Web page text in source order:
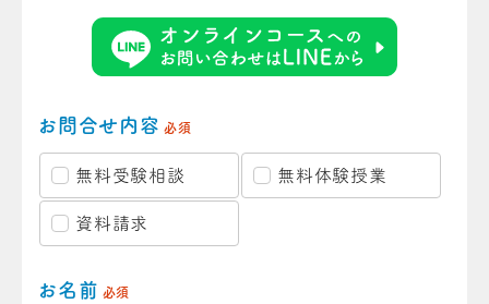
お問合せ内容 必須
無料受験相談 無料体験授業
資料請求
お名前 必須